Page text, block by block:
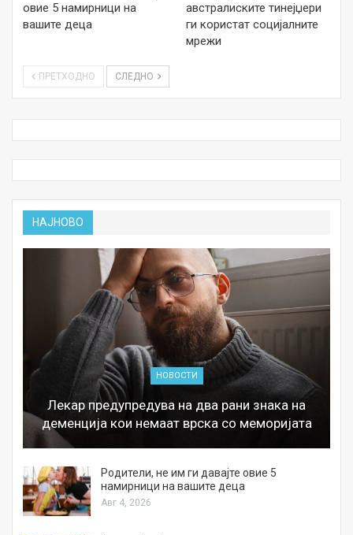
овие 5 намирници на
вашите деца
австралиските тинејџери
ги користат социјалните
мрежи
ПРЕТХОДНО СЛЕДНО
НАЈНОВО
НОВОСТИ
Лекар предупредува на два рани знака на
деменција кои немаат врска со меморијата
Родители, не им ги давајте овие 5
намирници на вашите деца
Авг 4, 2026